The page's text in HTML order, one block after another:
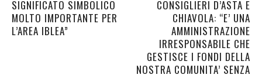
SIGNIFICATO SIMBOLICO
MOLTO IMPORTANTE PER
L’AREA IBLEA”
CONSIGLIERI D’ASTA E
CHIAVOLA: “E’ UNA
AMMINISTRAZIONE
IRRESPONSABILE CHE
GESTISCE I FONDI DELLA
NOSTRA COMUNITA’ SENZA